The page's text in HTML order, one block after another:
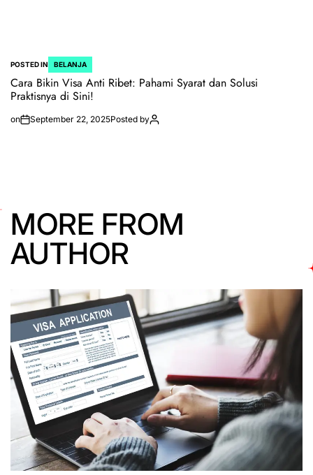
POSTED IN BELANJA
Cara Bikin Visa Anti Ribet: Pahami Syarat dan Solusi
Praktisnya di Sini!
on September 22, 2025Posted by
MORE FROM
AUTHOR